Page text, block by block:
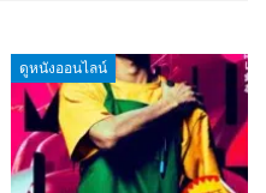
ดูหนังออนไลน์